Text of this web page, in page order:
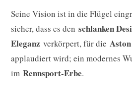
Seine Vision ist in die Flügel
sicher, dass es den schlanken
Eleganz verkörpert, für die
applaudiert wird; ein modernes
im Rennsport-Erbe.